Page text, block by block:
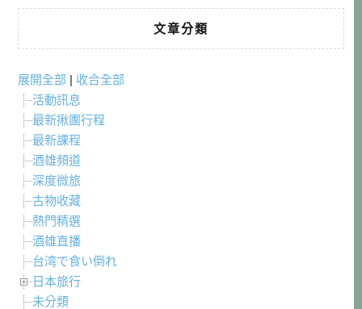
文章分類
展開全部 | 收合全部
活動訊息
最新揪團行程
最新課程
酒雄頻道
深度微旅
古物收藏
熱門精選
酒雄直播
台湾で食い倒れ
日本旅行
未分類